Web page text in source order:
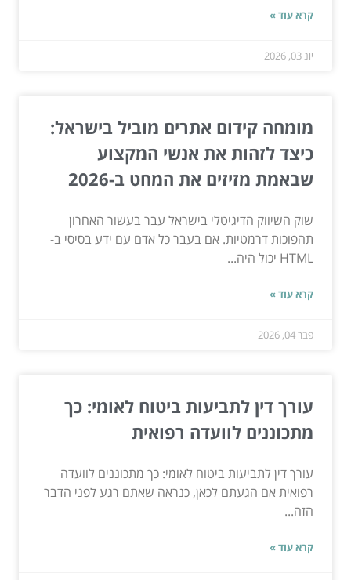
קרא עוד »
יונ 03, 2026
מומחה קידום אתרים מוביל בישראל:
כיצד לזהות את אנשי המקצוע
שבאמת מזיזים את המחט ב-2026
שוק השיווק הדיגיטלי בישראל עבר בעשור האחרון
תהפוכות דרמטיות. אם בעבר כל אדם עם ידע בסיסי ב-
HTML יכול היה...
קרא עוד »
פבר 04, 2026
עורך דין לתביעות ביטוח לאומי: כך
מתכוננים לוועדה רפואית
עורך דין לתביעות ביטוח לאומי: כך מתכוננים לוועדה
רפואית אם הגעתם לכאן, כנראה שאתם רגע לפני הדבר
הזה...
קרא עוד »